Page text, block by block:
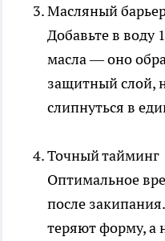
Масляный
Добавьте в воду
масла — оно
защитный слой,
слипнуться в
Точный тайминг
Оптимальное
после
теряют форму, а